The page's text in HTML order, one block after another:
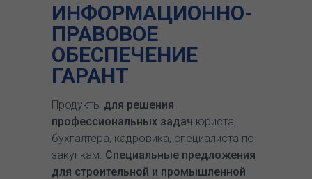
ИНФОРМАЦИОННО-
ПРАВОВОЕ
ОБЕСПЕЧЕНИЕ
ГАРАНТ
Продукты для решения
профессиональных задач юриста,
бухгалтера, кадровика, специалиста по
закупкам. Специальные предложения
для строительной и промышленной